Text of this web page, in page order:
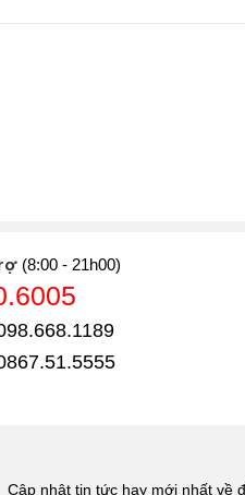
(8:00 - 21h00)
cấp, sang trọng nhiều cửa
khách hàng tốt.
Cập nhật tin tức hay mới nhất về